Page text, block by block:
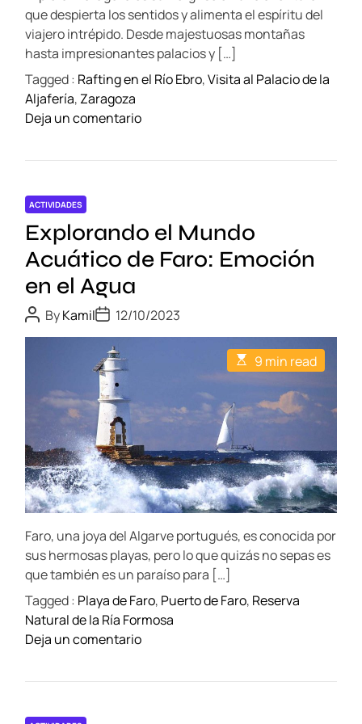
r
a
g
a
y
t
a
i
i
e
s
p
o
l
n
i
a
j
e
a
Z
a
m
e
que despierta los sentidos y alimenta el espíritu del
viajero intrépido. Desde majestuosas montañas
hasta impresionantes palacios y […]
Tagged : Rafting en el Río Ebro,Visita al Palacio de la
Aljafería, Zaragoza
Deja un comentarioo
T
r
o
s
e
ñ
a
:
T
o
u
d
e
A
v
e
n
u
ACTIVIDADES
Explorando el Mundo
Acuático de Faro: Emoción
en el Agua
P
o
s
ByKamilP
o
s
D
a
e
12/10/2023
E
s
t
m
e
d
r
e
a
d
i
m
e
9 min read
Faro, una joya del Algarve portugués, es conocida por
sus hermosas playas, pero lo que quizás no sepas es
que también es un paraíso para […]
Tagged : Playa de Faro, Puerto de Faro, Reserva
Natural de la Ría Formosa
Deja un comentarioo
E